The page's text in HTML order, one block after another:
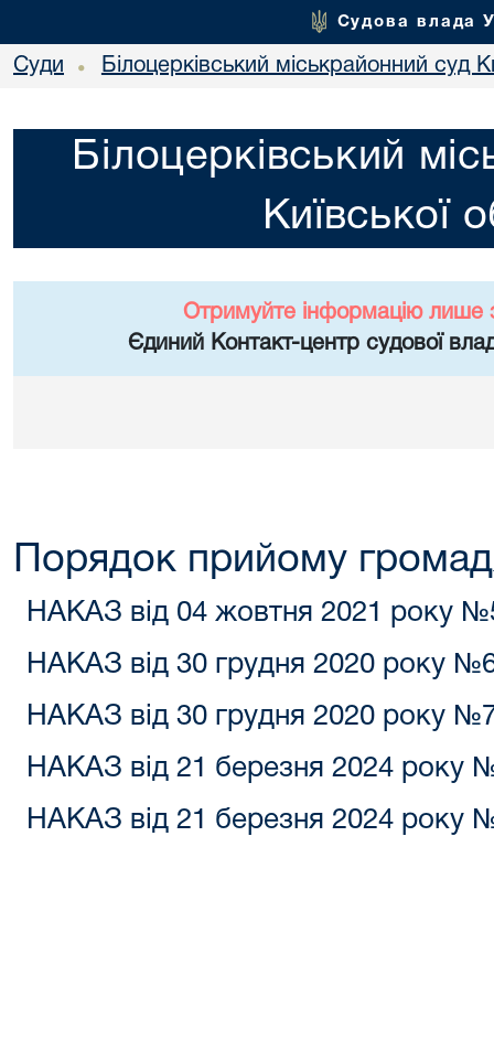
Судова влада
Суди • Білоцерківський міськрайонний суд
Білоцерківський
Київської
Отримуйте інформацію лише
Єдиний Контакт-центр судової
Порядок прийому
НАКАЗ від 04 жовтня 2021 року
НАКАЗ від 30 грудня 2020 року
НАКАЗ від 30 грудня 2020 року
НАКАЗ від 21 березня 2024 року
НАКАЗ від 21 березня 2024 року